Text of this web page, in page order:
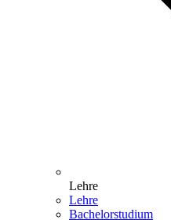
Lehre
Lehre
Bachelorstudium